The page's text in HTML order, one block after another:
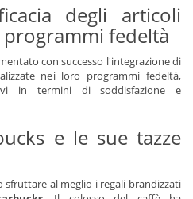
degli articoli
fedeltà
con successo l'integrazione di
nei loro programmi fedeltà,
in termini di soddisfazione e
e le sue tazze
sfruttare al meglio i regali brandizzati